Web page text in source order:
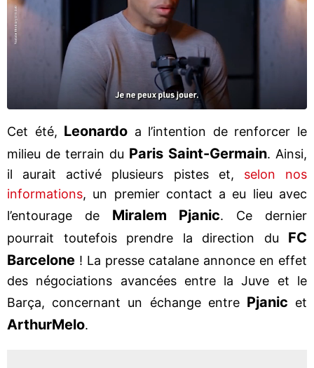
Cet été, Leonardo a l’intention de renforcer le
milieu de terrain du Paris Saint-Germain. Ainsi,
il aurait activé plusieurs pistes et, selon nos
informations, un premier contact a eu lieu avec
l’entourage de Miralem Pjanic. Ce dernier
pourrait toutefois prendre la direction du FC
Barcelone ! La presse catalane annonce en effet
des négociations avancées entre la Juve et le
Barça, concernant un échange entre Pjanic et
ArthurMelo.